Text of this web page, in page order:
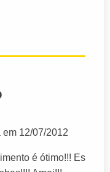
em 12/07/2012
é ótimo!!! Es